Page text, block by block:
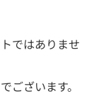
ではありませ
ございます。